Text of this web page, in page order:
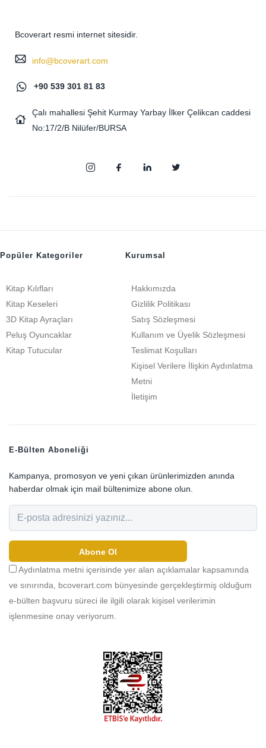
Bcoverart resmi internet sitesidir.
info@bcoverart.com
+90 539 301 81 83
Çalı mahallesi Şehit Kurmay Yarbay İlker Çelikcan caddesi
No:17/2/B Nilüfer/BURSA
Popüler Kategoriler
Kitap Kılıfları
Kitap Keseleri
3D Kitap Ayraçları
Peluş Oyuncaklar
Kitap Tutucular
Kurumsal
Hakkımızda
Gizlilik Politikası
Satış Sözleşmesi
Kullanım ve Üyelik Sözleşmesi
Teslimat Koşulları
Kişisel Verilere İlişkin Aydınlatma
Metni
İletişim
E-Bülten Aboneliği
Kampanya, promosyon ve yeni çıkan ürünlerimizden anında
haberdar olmak için mail bültenimize abone olun.
Abone Ol
Aydınlatma metni içerisinde yer alan açıklamalar kapsamında
ve sınırında, bcoverart.com bünyesinde gerçekleştirmiş olduğum
e-bülten başvuru süreci ile ilgili olarak kişisel verilerimin
işlenmesine onay veriyorum.